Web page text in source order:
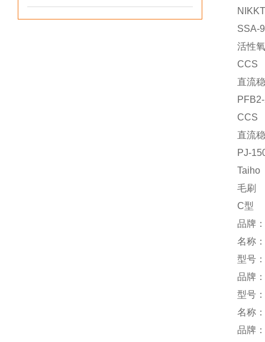
SSA-
活性
CCS
直流
CCS
直流
PJ-
Taiho
毛刷
C型
品牌
名称
型号
品牌
型号
名称
品牌